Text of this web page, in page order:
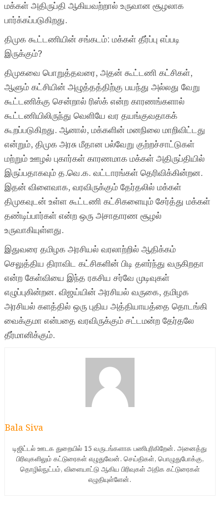
மக்கள் அதிருப்தி ஆகியவற்றால் உருவான சூழலாக
பார்க்கப்படுகிறது.
திமுக கூட்டணியின் சங்கடம்: மக்கள் தீர்ப்பு எப்படி
இருக்கும்?
திமுகவை பொறுத்தவரை, அதன் கூட்டணி கட்சிகள்,
ஆளும் கட்சியின் அழுத்தத்திற்கு பயந்து அல்லது வேறு
கூட்டணிக்கு சென்றால் ரிஸ்க் என்ற காரணங்களால்
கூட்டணியிலிருந்து வெளியே வர தயங்குவதாகக்
கூறப்படுகிறது. ஆனால், மக்களின் மனநிலை மாறிவிட்டது
என்றும், திமுக அரசு மீதான பல்வேறு குற்றச்சாட்டுகள்
மற்றும் ஊழல் புகார்கள் காரணமாக மக்கள் அதிருப்தியில்
இருப்பதாகவும் த.வெ.க. வட்டாரங்கள் தெரிவிக்கின்றன.
இதன் விளைவாக, வரவிருக்கும் தேர்தலில் மக்கள்
திமுகவுடன் உள்ள கூட்டணி கட்சிகளையும் சேர்த்து மக்கள்
தண்டிப்பார்கள் என்ற ஒரு அசாதாரண சூழல்
உருவாகியுள்ளது.
இதுவரை தமிழக அரசியல் வரலாற்றில் ஆதிக்கம்
செலுத்திய திராவிட கட்சிகளின் பிடி தளர்ந்து வருகிறதா
என்ற கேள்வியை இந்த ரகசிய சர்வே முடிவுகள்
எழுப்புகின்றன. விஜய்யின் அரசியல் வருகை, தமிழக
அரசியல் களத்தில் ஒரு புதிய அத்தியாயத்தை தொடங்கி
வைக்குமா என்பதை வரவிருக்கும் சட்டமன்ற தேர்தலே
தீர்மானிக்கும்.
Bala Siva
டிஜிட்டல் ஊடக துறையில் 15 வருடங்களாக பணிபுரிகிறேன். அனைத்து
பிரிவுகளிலும் கட்டுரைகள் எழுதுவேன். செய்திகள், பொழுதுபோக்கு,
தொழில்நுட்பம், விளையாட்டு ஆகிய பிரிவுகள் அதிக கட்டுரைகள்
எழுதியுள்ளேன்.